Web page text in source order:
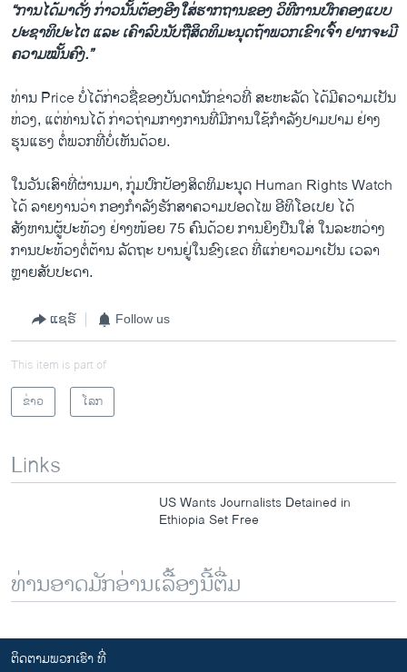
“ການໄດ້ມາດັ່ງ ກ່າວນັ້ນຕ້ອງອີງໃສ່ຮາກຖານຂອງ ວິທີການປົກຄອງ​ແບບ
ປະຊາທິປະໄຕ ແລະ ເຄົາລົບນັບຖືສິດທິມະນຸດຖ້າພວກເຂົາເຈົ້າ ຢາກຈະມີ
ຄວາມໝັ້ນຄົງ.”
ທ່ານ Price ບໍ່ໄດ້ກ່າວຊື່ຂອງບັນດານັກຂ່າວທີ່ ສະຫະລັດ ໄດ້ມີຄວາມເປັນ
ຫ່ວງ, ແຕ່ທ່ານໄດ້ ກ່າວຖ່າມກາງການທີ່​ມີ​ການໃຊ້ກຳລັງປາ​ມປາມ ຢ່າງ
ຮຸນແຮງ ຕໍ່​ພວກ​ທີ່ບໍ່ເຫັນດ້ວຍ.
ໃນວັນເສົາທີ່ຜ່ານມາ, ກຸ່ມ​ປົກ​ປ້ອງສິດທິມະນຸດ Human Rights Watch
ໄດ້ ລາຍງານວ່າ ກອງກຳລັງຮັກສາຄວາມປອດໄພ ອີທິໂອເປຍ ໄດ້
ສັງຫານຜູ້ປະທ້ວງ ຢ່າງໜ້ອຍ 75 ຄົນດ້ວຍ ການຍິງປືນໃສ່ ໃນລະຫວ່າງ
ການປະທ້ວງຕໍ່ຕ້ານ ລັດຖະ ບານຢູ່​ໃນ​ຂົ​ງ​ເຂດ ທີ່ແກ່ຍາວມາເປັນ ເວລາ
ຫຼາຍສັບປະດາ.
ແຊຣ໌ Follow us
This item is part of
ຂ່າວ
ໂລກ
Links
US Wants Journalists Detained in
Ethiopia Set Free
ທ່ານອາດມັກອ່ານເລື້ອງນີ້ຕື່ມ
ຕິດຕາມພວກເຮົາ ທີ່